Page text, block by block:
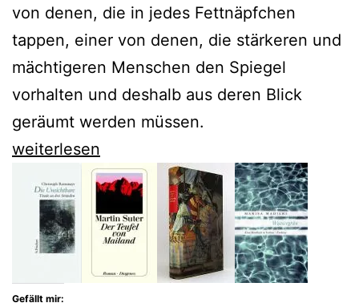
von denen, die in jedes Fettnäpfchen
tappen, einer von denen, die stärkeren und
mächtigeren Menschen den Spiegel
vorhalten und deshalb aus deren Blick
geräumt werden müssen.
Ilja
bringt
uns
dem
weiterlesen
Gefällt mir: